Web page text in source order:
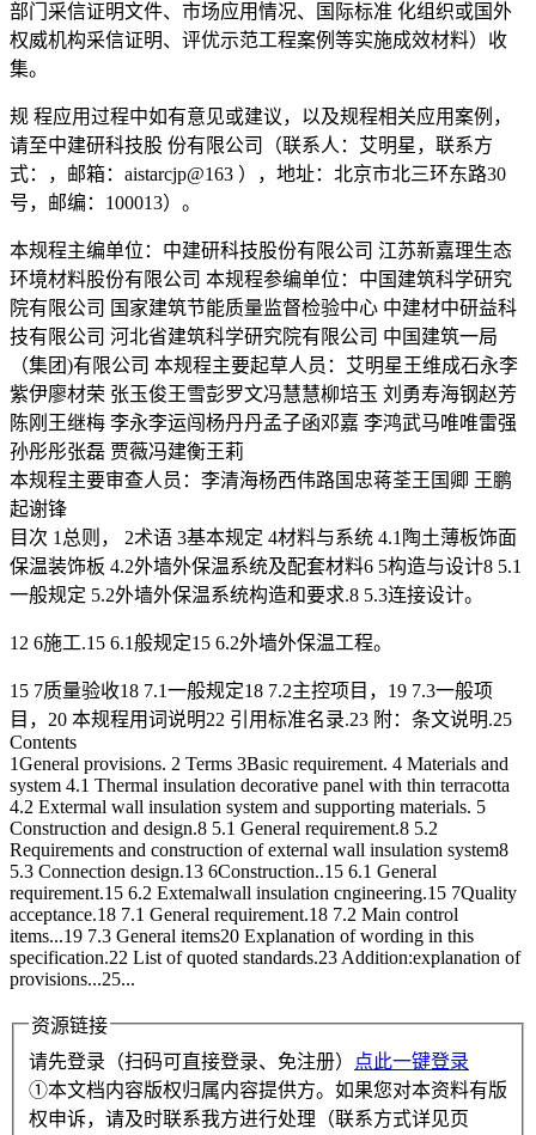
部门采信证明文件、市场应用情况、国际标准 化组织或国外
权威机构采信证明、评优示范工程案例等实施成效材料）收
集。
规 程应用过程中如有意见或建议，以及规程相关应用案例，
请至中建研科技股 份有限公司（联系人：艾明星，联系方
式：，邮箱：aistarcjp@163 ），地址：北京市北三环东路30
号，邮编：100013）。
本规程主编单位：中建研科技股份有限公司 江苏新嘉理生态
环境材料股份有限公司 本规程参编单位：中国建筑科学研究
院有限公司 国家建筑节能质量监督检验中心 中建材中研益科
技有限公司 河北省建筑科学研究院有限公司 中国建筑一局
（集团)有限公司 本规程主要起草人员：艾明星王维成石永李
紫伊廖材荣 张玉俊王雪彭罗文冯慧慧柳培玉 刘勇寿海钢赵芳
陈刚王继梅 李永李运闯杨丹丹孟子函邓嘉 李鸿武马唯唯雷强
孙彤彤张磊 贾薇冯建衡王莉
本规程主要审查人员：李清海杨西伟路国忠蒋荃王国卿 王鹏
起谢锋
目次 1总则， 2术语 3基本规定 4材料与系统 4.1陶土薄板饰面
保温装饰板 4.2外墙外保温系统及配套材料6 5构造与设计8 5.1
一般规定 5.2外墙外保温系统构造和要求.8 5.3连接设计。
12 6施工.15 6.1般规定15 6.2外墙外保温工程。
15 7质量验收18 7.1一般规定18 7.2主控项目，19 7.3一般项
目，20 本规程用词说明22 引用标准名录.23 附：条文说明.25
Contents
1General provisions. 2 Terms 3Basic requirement. 4 Materials and
system 4.1 Thermal insulation decorative panel with thin terracotta
4.2 Extermal wall insulation system and supporting materials. 5
Construction and design.8 5.1 General requirement.8 5.2
Requirements and construction of external wall insulation system8
5.3 Connection design.13 6Construction..15 6.1 General
requirement.15 6.2 Extemalwall insulation cngineering.15 7Quality
acceptance.18 7.1 General requirement.18 7.2 Main control
items...19 7.3 General items20 Explanation of wording in this
specification.22 List of quoted standards.23 Addition:explanation of
provisions...25...
资源链接
请先登录（扫码可直接登录、免注册）
点此一键登录
①本文档内容版权归属内容提供方。如果您对本资料有版
权申诉，请及时联系我方进行处理（联系方式详见页